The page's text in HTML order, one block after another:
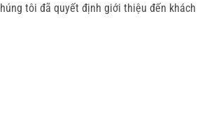
tôi đã quyết định giới thiệu đến khách